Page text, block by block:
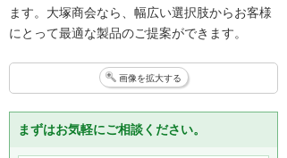
ます。大塚商会なら、幅広い選択肢からお客様
にとって最適な製品のご提案ができます。
画像を拡大する
まずはお気軽にご相談ください。